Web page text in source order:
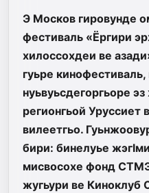
Э Москов гировунде
фестиваль «Ёргири
хилоссохдеи ве
гуьре
нуьвуьсдегоргьоре
регионгьой Уруссиет
вилеетгьо.
бири: бинелуье
мисвосохе фонд
жугьури ве Киноклуб